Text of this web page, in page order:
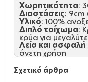
Χωρητικότητα:
Διαστάσεις: 9cm
Υλικό: 100%
Διπλό τοίχωμα:
κρύα για
Λεία και
άνετη χρήση
κράτημα
Σχετικά άρθρα